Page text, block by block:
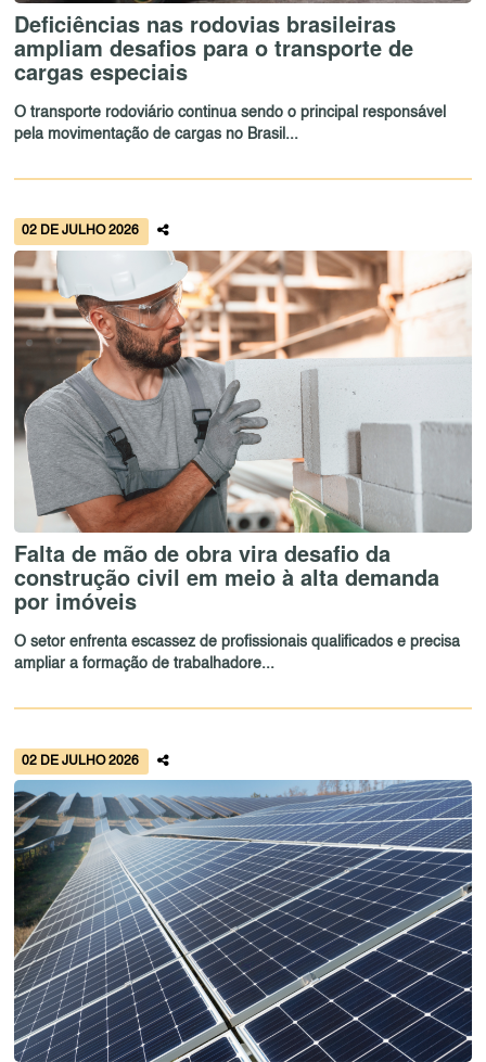
Deficiências nas rodovias brasileiras
ampliam desafios para o transporte de
cargas especiais
O transporte rodoviário continua sendo o principal responsável
pela movimentação de cargas no Brasil...
02 DE JULHO 2026
Falta de mão de obra vira desafio da
construção civil em meio à alta demanda
por imóveis
O setor enfrenta escassez de profissionais qualificados e precisa
ampliar a formação de trabalhadore...
02 DE JULHO 2026